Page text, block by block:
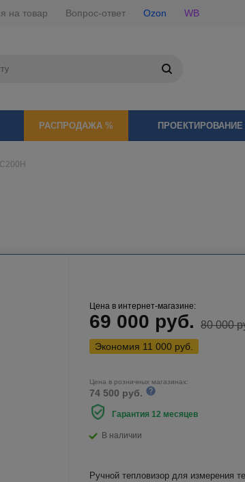
на товар Вопрос-ответ Ozon WB
РАСПРОДАЖА %
Цена в интернет-магазине:
69 000 руб. 80 000
Экономия 11 000 руб.
Цена в розничных магазинах:
74 500 руб.
Гарантия 12 месяцев
В наличии
Ручной тепловизор для измерения